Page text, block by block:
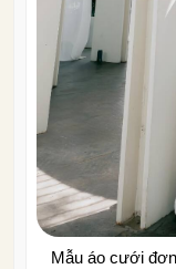
Mẫu áo cưới